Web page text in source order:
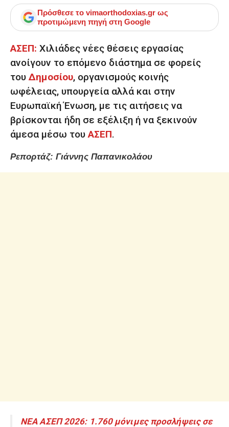
Πρόσθεσε το vimaorthodoxias.gr ως
προτιμώμενη πηγή στη Google
ΑΣΕΠ: Χιλιάδες νέες θέσεις εργασίας
ανοίγουν το επόμενο διάστημα σε φορείς
του Δημοσίου, οργανισμούς κοινής
ωφέλειας, υπουργεία αλλά και στην
Ευρωπαϊκή Ένωση, με τις αιτήσεις να
βρίσκονται ήδη σε εξέλιξη ή να ξεκινούν
άμεσα μέσω τουΑΣΕΠ.
Ρεπορτάζ: Γιάννης Παπανικολάου
ΝΕΑ ΑΣΕΠ 2026: 1.760 μόνιμες προσλήψεις σε